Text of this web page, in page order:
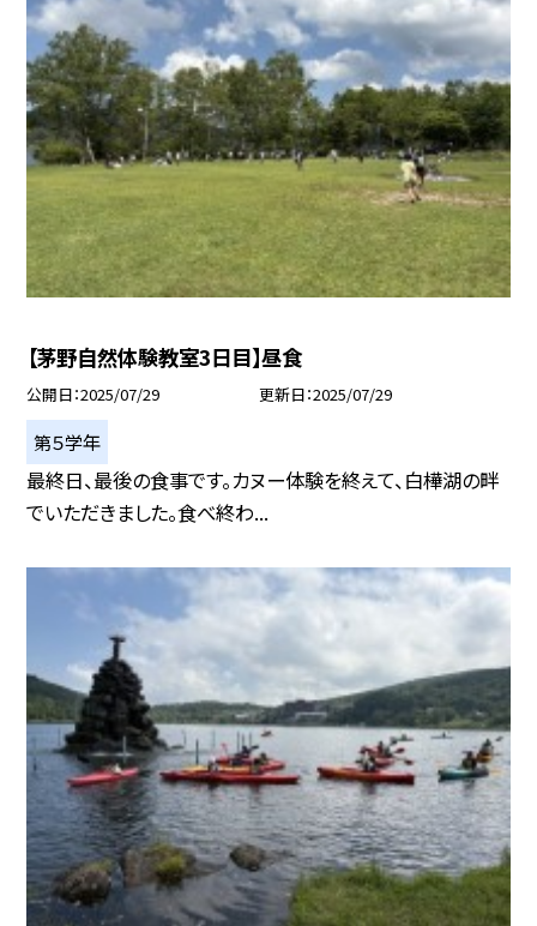
【茅野自然体験教室3日目】昼食
公開日 2025/07/29 更新日 2025/07/29
第５学年
最終日、最後の食事です。カヌー体験を終えて、白樺湖の畔
でいただきました。食べ終わ...